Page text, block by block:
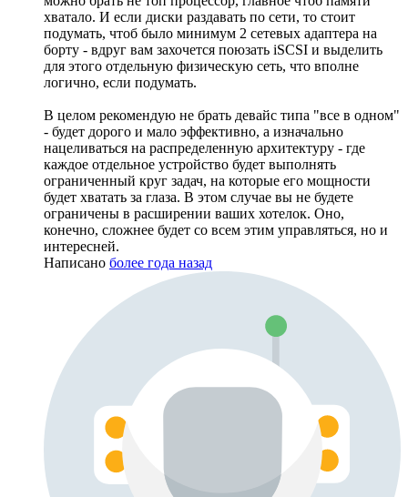
хватало. И если диски раздавать по сети, то стоит
подумать, чтоб было минимум 2 сетевых адаптера на
борту - вдруг вам захочется поюзать iSCSI и выделить
для этого отдельную физическую сеть, что вполне
логично, если подумать.
В целом рекомендую не брать девайс типа "все в одном"
- будет дорого и мало эффективно, а изначально
нацеливаться на распределенную архитектуру - где
каждое отдельное устройство будет выполнять
ограниченный круг задач, на которые его мощности
будет хватать за глаза. В этом случае вы не будете
ограничены в расширении ваших хотелок. Оно,
конечно, сложнее будет со всем этим управляться, но и
интересней.
Написано более года назад